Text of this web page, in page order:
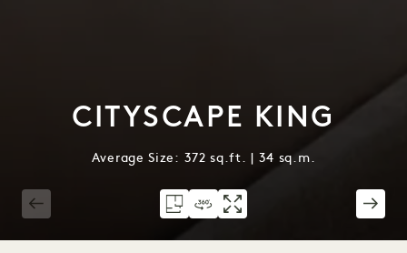
CITYSCAPE KING
Average Size: 372 sq.ft. | 34 sq.m.